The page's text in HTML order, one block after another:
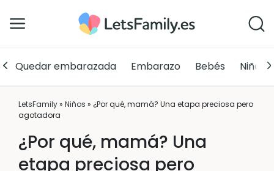
Quedar embarazada Embarazo Bebés Niños
LetsFamily» Niños » ¿Por qué, mamá? Una etapa preciosa pero
agotadora
¿Por qué, mamá? Una
etapa preciosa pero